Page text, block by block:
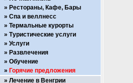
Рестораны, Кафе, Бары
Спа и веллнесс
Термальные курорты
Туристические услуги
Услуги
Развлечения
Обучение
Горячие предложения
Лечение в Венгрии